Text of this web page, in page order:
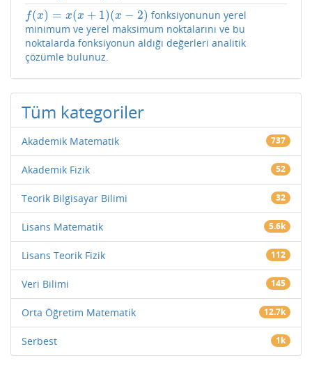
f(x) = x(x + 1)(x − 2)
f(x)=x x+ 1)(x− 2)
fonksiyonunun yerel
minimum ve yerel maksimum noktalarını ve bu
noktalarda fonksiyonun aldığı değerleri analitik
çözümle bulunuz.
Tüm kategoriler
Akademik Matematik 737
Akademik Fizik 52
Teorik Bilgisayar Bilimi 32
Lisans Matematik 5.6k
Lisans Teorik Fizik 112
Veri Bilimi 145
Orta Öğretim Matematik 12.7k
Serbest 1k